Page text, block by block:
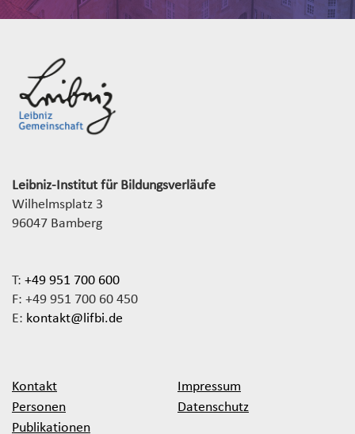
Leibniz-Institut für Bildungsverläufe
Wilhelmsplatz 3
96047 Bamberg
T: +49 951 700 600
F: +49 951 700 60 450
E: kontakt@lifbi.de
Kontakt
Personen
Publikationen
Impressum
Datenschutz